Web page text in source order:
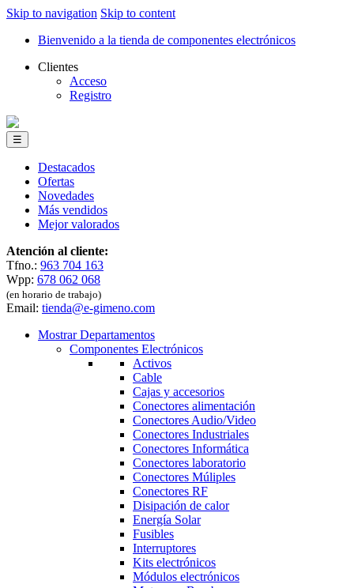
Skip to navigation Skip to content
Bienvenido a la tienda de componentes electrónicos
Clientes
Acceso
Registro
☰
Destacados
Ofertas
Novedades
Más vendidos
Mejor valorados
Atención al cliente:
Tfno.: 963 704 163
Wpp: 678 062 068
(en horario de trabajo)
Email: tienda@e-gimeno.com
Mostrar Departamentos
Componentes Electrónicos
Activos
Cable
Cajas y accesorios
Conectores alimentación
Conectores Audio/Video
Conectores Industriales
Conectores Informática
Conectores laboratorio
Conectores Múliples
Conectores RF
Disipación de calor
Energía Solar
Fusibles
Interruptores
Kits electrónicos
Módulos electrónicos